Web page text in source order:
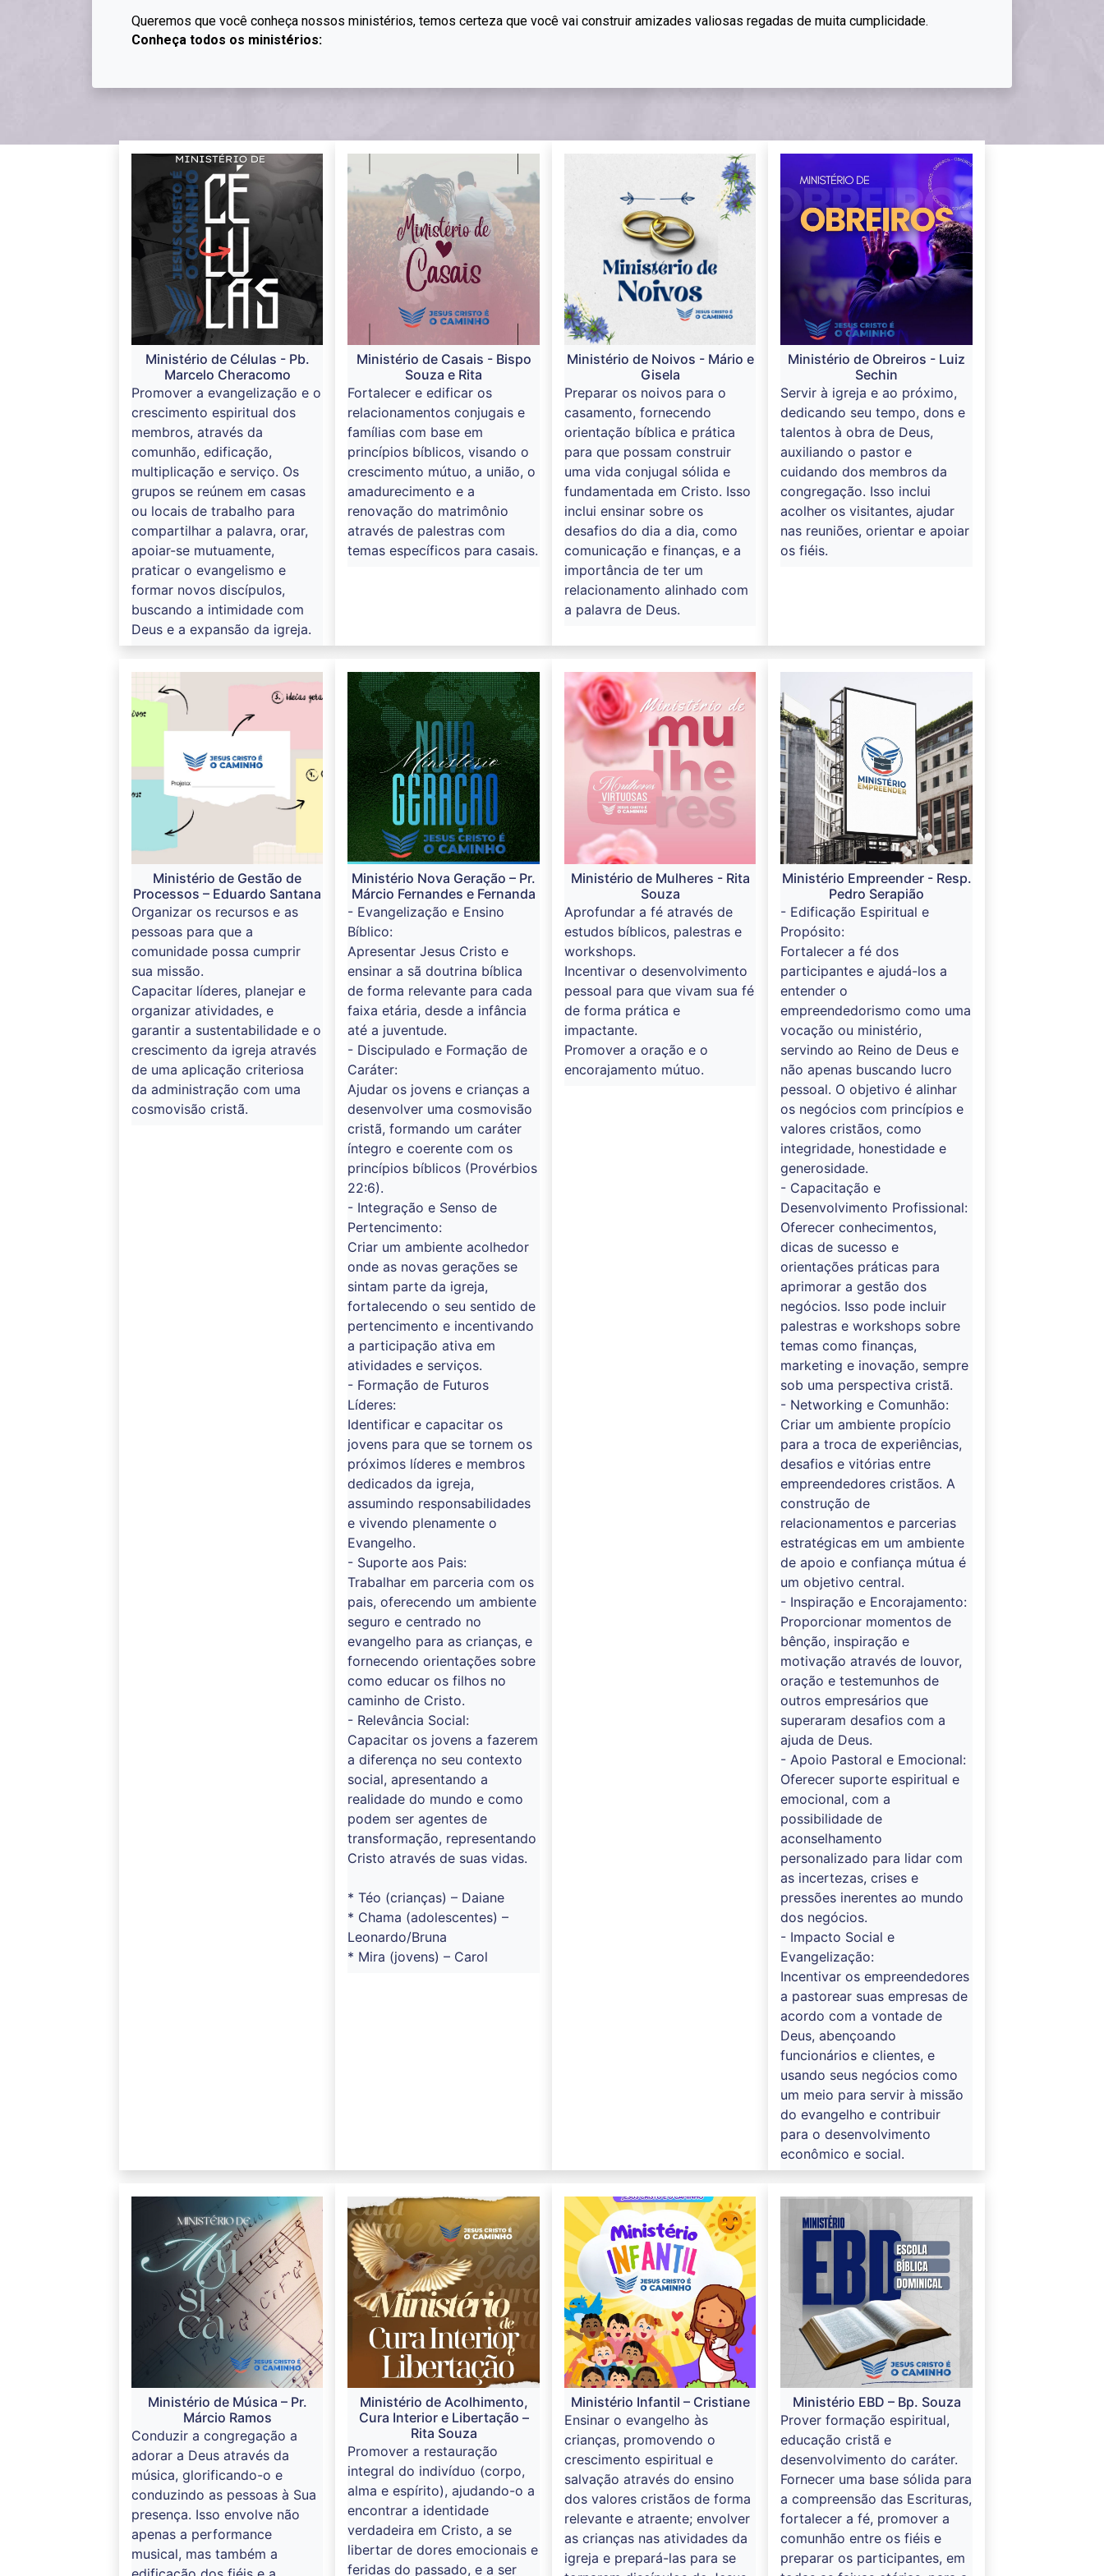
Queremos que você conheça nossos ministérios, temos certeza que você vai construir amizades valiosas regadas de muita cumplicidade.
Conheça todos os ministérios:
Ministério de Células - Pb.
Marcelo Cheracomo
Promover a evangelização e o
crescimento espiritual dos
membros, através da
comunhão, edificação,
multiplicação e serviço. Os
grupos se reúnem em casas
ou locais de trabalho para
compartilhar a palavra, orar,
apoiar-se mutuamente,
praticar o evangelismo e
formar novos discípulos,
buscando a intimidade com
Deus e a expansão da igreja.
Ministério de Casais - Bispo
Souza e Rita
Fortalecer e edificar os
relacionamentos conjugais e
famílias com base em
princípios bíblicos, visando o
crescimento mútuo, a união, o
amadurecimento e a
renovação do matrimônio
através de palestras com
temas específicos para casais.
Ministério de Noivos - Mário e
Gisela
Preparar os noivos para o
casamento, fornecendo
orientação bíblica e prática
para que possam construir
uma vida conjugal sólida e
fundamentada em Cristo. Isso
inclui ensinar sobre os
desafios do dia a dia, como
comunicação e finanças, e a
importância de ter um
relacionamento alinhado com
a palavra de Deus.
Ministério de Obreiros - Luiz
Sechin
Servir à igreja e ao próximo,
dedicando seu tempo, dons e
talentos à obra de Deus,
auxiliando o pastor e
cuidando dos membros da
congregação. Isso inclui
acolher os visitantes, ajudar
nas reuniões, orientar e apoiar
os fiéis.
Ministério de Gestão de
Processos – Eduardo Santana
Organizar os recursos e as
pessoas para que a
comunidade possa cumprir
sua missão.
Capacitar líderes, planejar e
organizar atividades, e
garantir a sustentabilidade e o
crescimento da igreja através
de uma aplicação criteriosa
da administração com uma
cosmovisão cristã.
Ministério Nova Geração – Pr.
Márcio Fernandes e Fernanda
- Evangelização e Ensino
Bíblico:
Apresentar Jesus Cristo e
ensinar a sã doutrina bíblica
de forma relevante para cada
faixa etária, desde a infância
até a juventude.
- Discipulado e Formação de
Caráter:
Ajudar os jovens e crianças a
desenvolver uma cosmovisão
cristã, formando um caráter
íntegro e coerente com os
princípios bíblicos (Provérbios
22:6).
- Integração e Senso de
Pertencimento:
Criar um ambiente acolhedor
onde as novas gerações se
sintam parte da igreja,
fortalecendo o seu sentido de
pertencimento e incentivando
a participação ativa em
atividades e serviços.
- Formação de Futuros
Líderes:
Identificar e capacitar os
jovens para que se tornem os
próximos líderes e membros
dedicados da igreja,
assumindo responsabilidades
e vivendo plenamente o
Evangelho.
- Suporte aos Pais:
Trabalhar em parceria com os
pais, oferecendo um ambiente
seguro e centrado no
evangelho para as crianças, e
fornecendo orientações sobre
como educar os filhos no
caminho de Cristo.
- Relevância Social:
Capacitar os jovens a fazerem
a diferença no seu contexto
social, apresentando a
realidade do mundo e como
podem ser agentes de
transformação, representando
Cristo através de suas vidas.
* Téo (crianças) – Daiane
* Chama (adolescentes) –
Leonardo/Bruna
* Mira (jovens) – Carol
Ministério de Mulheres - Rita
Souza
Aprofundar a fé através de
estudos bíblicos, palestras e
workshops.
Incentivar o desenvolvimento
pessoal para que vivam sua fé
de forma prática e
impactante.
Promover a oração e o
encorajamento mútuo.
Ministério Empreender - Resp.
Pedro Serapião
- Edificação Espiritual e
Propósito:
Fortalecer a fé dos
participantes e ajudá-los a
entender o
empreendedorismo como uma
vocação ou ministério,
servindo ao Reino de Deus e
não apenas buscando lucro
pessoal. O objetivo é alinhar
os negócios com princípios e
valores cristãos, como
integridade, honestidade e
generosidade.
- Capacitação e
Desenvolvimento Profissional:
Oferecer conhecimentos,
dicas de sucesso e
orientações práticas para
aprimorar a gestão dos
negócios. Isso pode incluir
palestras e workshops sobre
temas como finanças,
marketing e inovação, sempre
sob uma perspectiva cristã.
- Networking e Comunhão:
Criar um ambiente propício
para a troca de experiências,
desafios e vitórias entre
empreendedores cristãos. A
construção de
relacionamentos e parcerias
estratégicas em um ambiente
de apoio e confiança mútua é
um objetivo central.
- Inspiração e Encorajamento:
Proporcionar momentos de
bênção, inspiração e
motivação através de louvor,
oração e testemunhos de
outros empresários que
superaram desafios com a
ajuda de Deus.
- Apoio Pastoral e Emocional:
Oferecer suporte espiritual e
emocional, com a
possibilidade de
aconselhamento
personalizado para lidar com
as incertezas, crises e
pressões inerentes ao mundo
dos negócios.
- Impacto Social e
Evangelização:
Incentivar os empreendedores
a pastorear suas empresas de
acordo com a vontade de
Deus, abençoando
funcionários e clientes, e
usando seus negócios como
um meio para servir à missão
do evangelho e contribuir
para o desenvolvimento
econômico e social.
Ministério de Música – Pr.
Márcio Ramos
Conduzir a congregação a
adorar a Deus através da
música, glorificando-o e
conduzindo as pessoas à Sua
presença. Isso envolve não
apenas a performance
musical, mas também a
Ministério de Acolhimento,
Cura Interior e Libertação –
Rita Souza
Promover a restauração
integral do indivíduo (corpo,
alma e espírito), ajudando-o a
encontrar a identidade
verdadeira em Cristo, a se
libertar de dores emocionais e
feridas do passado, e a ser
Ministério Infantil – Cristiane
Ensinar o evangelho às
crianças, promovendo o
crescimento espiritual e
salvação através do ensino
dos valores cristãos de forma
relevante e atraente; envolver
as crianças nas atividades da
igreja e prepará-las para se
Ministério EBD – Bp. Souza
Prover formação espiritual,
educação cristã e
desenvolvimento do caráter.
Fornecer uma base sólida para
a compreensão das Escrituras,
fortalecer a fé, promover a
comunhão entre os fiéis e
preparar os participantes, em